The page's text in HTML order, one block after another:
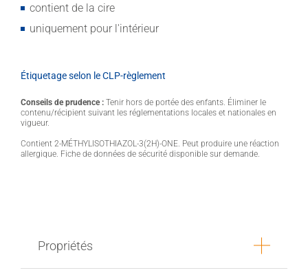
contient de la cire
uniquement pour l'intérieur
Étiquetage selon le CLP-règlement
Conseils de prudence : Tenir hors de portée des enfants. Éliminer le
contenu/récipient suivant les réglementations locales et nationales en
vigueur.
Contient 2-MÉTHYLISOTHIAZOL-3(2H)-ONE. Peut produire une réaction
allergique. Fiche de données de sécurité disponible sur demande.
Propriétés